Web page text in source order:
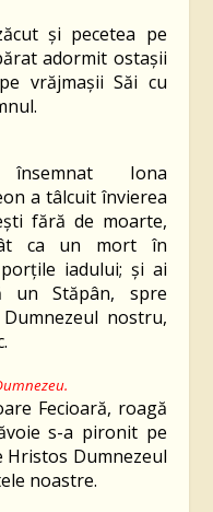
şi pecetea pe
adormit ostaşii
vrăjmașii Săi cu
Iona
a tâlcuit învierea
fără de moarte,
ca un mort în
iadului; şi ai
un Stăpân, spre
nostru,
Fecioară, roagă
s-a pironit pe
Hristos Dumnezeul
noastre.